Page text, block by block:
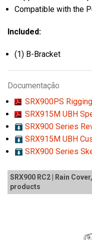
Compatible with the
Included:
(1) B-Bracket
Documentação
SRX900PS
SRX915M UBH
SRX900 Series
SRX915M UBH
SRX900 Series
SRX900 RC2 | Rain
products